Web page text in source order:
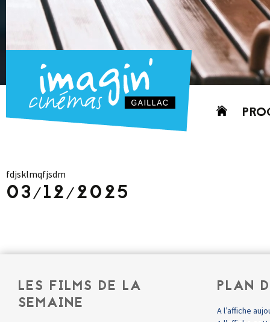
Aller
fdjsklmqfjsdm
03/12/2025
LES FILMS DE LA
SEMAINE
PLAN
A l’affiche